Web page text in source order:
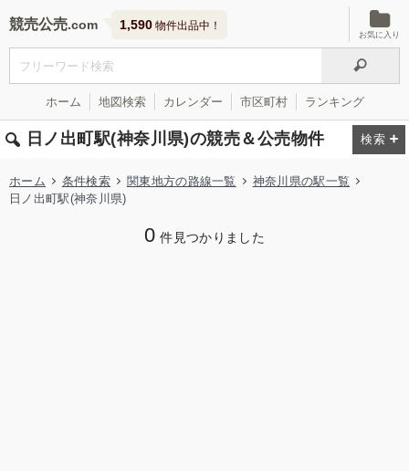
競売公売 1,590 物件出品中！
お気に入り
ホーム 地図検索 カレンダー 市区町村 ランキング
日ノ出町駅(神奈川県)の競売＆公売物件
ホーム 条件検索 関東地方の路線一覧
神奈川県の駅一覧
日ノ出町駅(神奈川県)
0 件見つかりました